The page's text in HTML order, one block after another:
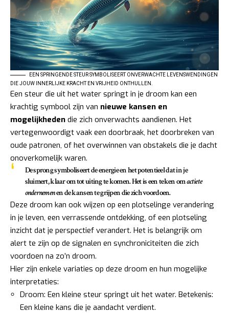
EEN SPRINGENDE STEUR SYMBOLISEERT ONVERWACHTE LEVENSWENDINGEN
DIE JOUW INNERLIJKE KRACHT EN VRIJHEID ONTHULLEN.
Een steur die uit het water springt in je droom kan een
krachtig symbool zijn van nieuwe kansen en
mogelijkheden die zich onverwachts aandienen. Het
vertegenwoordigt vaak een doorbraak, het doorbreken van
oude patronen, of het overwinnen van obstakels die je dacht
onoverkomelijk waren.
De sprong symboliseert de energie en het potentieel dat in je
sluimert, klaar om tot uiting te komen. Het is een teken omactie te
ondernemenen de kansen te grijpen die zich voordoen.
Deze droom kan ook wijzen op een plotselinge verandering
in je leven, een verrassende ontdekking, of een plotseling
inzicht dat je perspectief verandert. Het is belangrijk om
alert te zijn op de signalen en synchroniciteiten die zich
voordoen na zo’n droom.
Hier zijn enkele variaties op deze droom en hun mogelijke
interpretaties:
Droom: Een kleine steur springt uit het water. Betekenis:
Een kleine kans die je aandacht verdient.